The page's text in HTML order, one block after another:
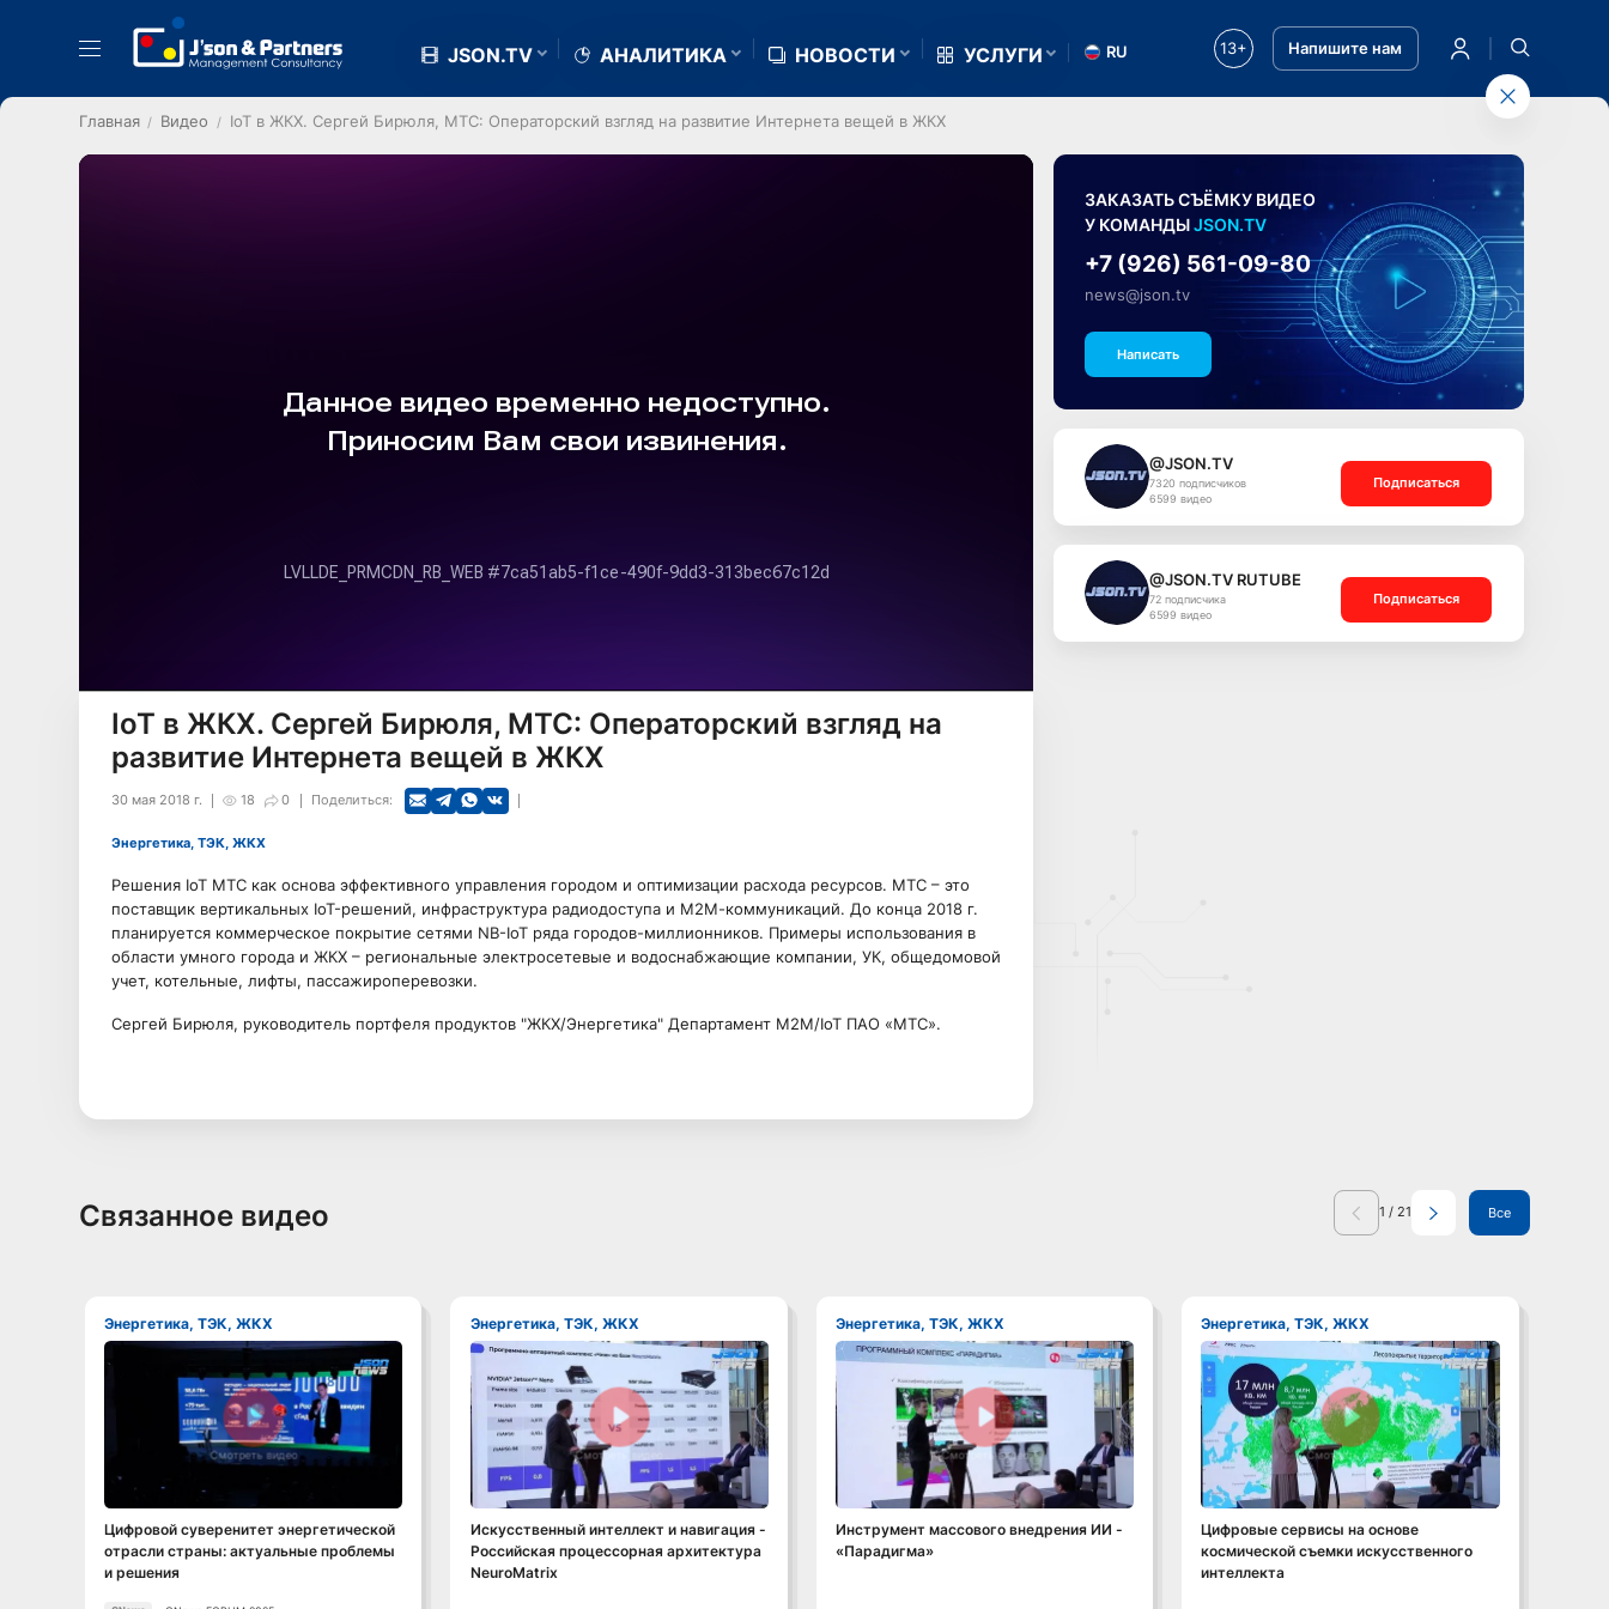
JSON.TV АНАЛИТИКА НОВОСТИ УСЛУГИ RU 13+ Напишите нам
Главная Видео IoT в ЖКХ. Сергей Бирюля, МТС: Операторский взгляд на развитие Интернета вещей в ЖКХ
IoT в ЖКХ. Сергей Бирюля, МТС: Операторский взгляд на
развитие Интернета вещей в ЖКХ
18 0
30 мая 2018 г. Поделиться:
Энергетика, ТЭК, ЖКХ
Решения IoT МТС как основа эффективного управления городом и оптимизации расхода ресурсов. МТС – это
поставщик вертикальных IoT-решений, инфраструктура радиодоступа и М2М-коммуникаций. До конца 2018 г.
планируется коммерческое покрытие сетями NB-IoT ряда городов-миллионников. Примеры использования в
области умного города и ЖКХ – региональные электросетевые и водоснабжающие компании, УК, общедомовой
учет, котельные, лифты, пассажироперевозки.
Сергей Бирюля, руководитель портфеля продуктов "ЖКХ/Энергетика" Департамент М2М/IoT ПАО «МТС».
ЗАКАЗАТЬ СЪЁМКУ ВИДЕО
У КОМАНДЫJSON.TV
+7 (926) 561-09-80
news@json.tv
Написать
@JSON.TV
7320 подписчиков
6599 видео
Подписаться
@JSON.TV RUTUBE
72 подписчика
6599 видео
Подписаться
Связанное видео 1 / 21 Все
Энергетика, ТЭК, ЖКХ
Смотреть видео
Цифровой суверенитет энергетической
отрасли страны: актуальные проблемы
и решения
Энергетика, ТЭК, ЖКХ
Смотреть видео
Искусственный интеллект и навигация -
Российская процессорная архитектура
NeuroMatrix
Энергетика, ТЭК, ЖКХ
Смотреть видео
Инструмент массового внедрения ИИ -
«Парадигма»
Энергетика, ТЭК, ЖКХ
Смотреть видео
Цифровые сервисы на основе
космической съемки искусственного
интеллекта